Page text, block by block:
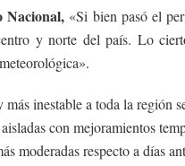
Nacional, «Si bien pasó el
y norte del país. Lo
inestable a toda la región
con mejoramientos
moderadas respecto a días